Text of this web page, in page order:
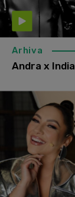
Arhiva
Andra x